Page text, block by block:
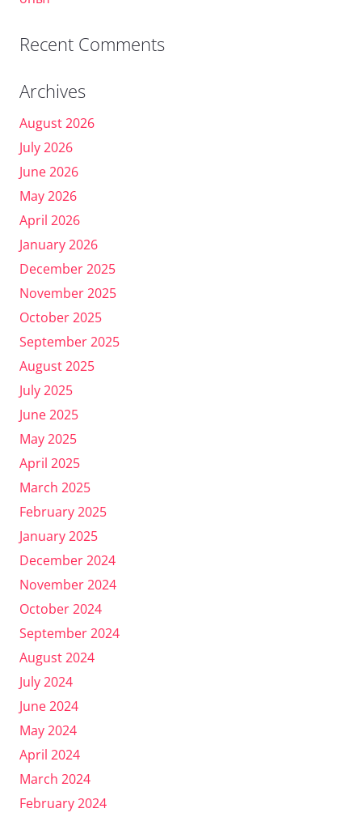
Recent Comments
Archives
August 2026
July 2026
June 2026
May 2026
April 2026
January 2026
December 2025
November 2025
October 2025
September 2025
August 2025
July 2025
June 2025
May 2025
April 2025
March 2025
February 2025
January 2025
December 2024
November 2024
October 2024
September 2024
August 2024
July 2024
June 2024
May 2024
April 2024
March 2024
February 2024